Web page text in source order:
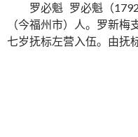
罗必魁 罗必魁（
（今福州市）人。罗新
七岁抚标左营入伍。由抚